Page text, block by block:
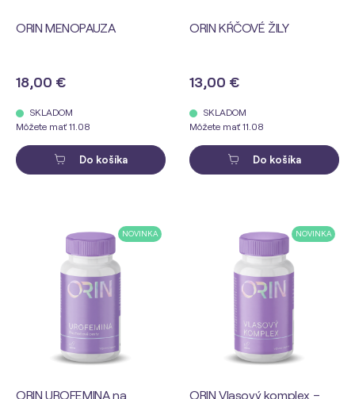
ORIN MENOPAUZA
18,00 €
SKLADOM
Môžete mať 11.08
Do košíka
ORIN KŔČOVÉ ŽILY
13,00 €
SKLADOM
Môžete mať 11.08
Do košíka
NOVINKA
ORIN UROFEMINA na
NOVINKA
ORIN Vlasový komplex –